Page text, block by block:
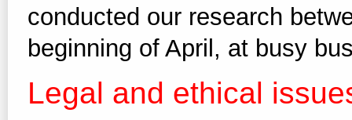
conducted our research
beginning of April, at busy
Legal and ethical